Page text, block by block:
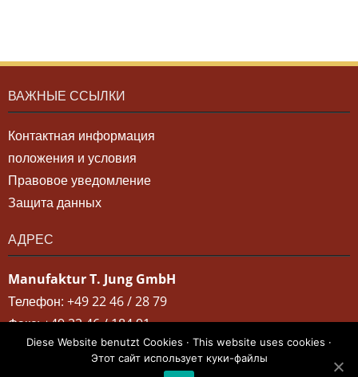
ВАЖНЫЕ ССЫЛКИ
Контактная информация
положения и условия
Правовое уведомление
Защита данных
АДРЕС
Manufaktur T. Jung GmbH
Телефон: +49 22 46 / 28 79
Факс: +49 22 46 / 184 91
Am alten Garten 7 · 53797 Lohmar
Diese Website benutzt Cookies · This website uses cookies ·
Этот сайт использует куки-файлы